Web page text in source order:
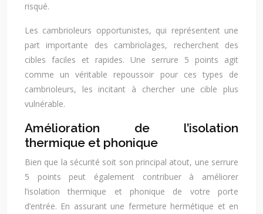
risqué.
Les cambrioleurs opportunistes, qui représentent une
part importante des cambriolages, recherchent des
cibles faciles et rapides. Une serrure 5 points agit
comme un véritable repoussoir pour ces types de
cambrioleurs, les incitant à chercher une cible plus
vulnérable.
Amélioration de l’isolation
thermique et phonique
Bien que la sécurité soit son principal atout, une serrure
5 points peut également contribuer à améliorer
l’isolation thermique et phonique de votre porte
d’entrée. En assurant une fermeture hermétique et en